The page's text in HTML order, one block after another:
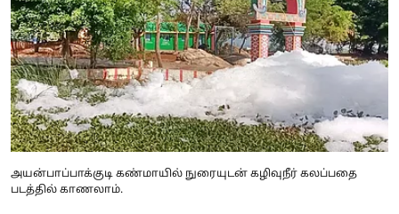
அயன்பாப்பாக்குடி கண்மாயில் நுரையுடன் கழிவுநீர் கலப்பதை
படத்தில் காணலாம்.